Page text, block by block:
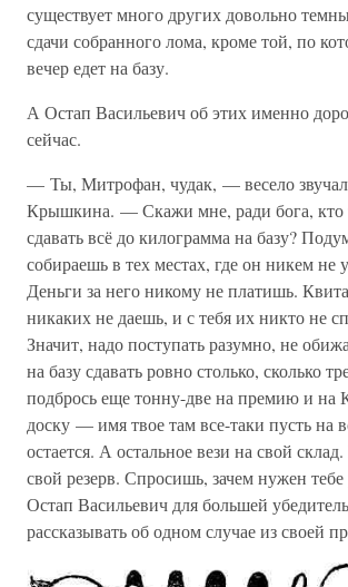
существует много других довольно
сдачи собранного лома, кроме той, по
вечер едет на базу.
А Остап Васильевич об этих именно
сейчас.
— Ты, Митрофан, чудак, — весело звучал
Крышкина. — Скажи мне, ради бога, кто
сдавать всё до килограмма на базу?
собираешь в тех местах, где он никем не
Деньги за него никому не платишь.
никаких не даешь, и с тебя их никто не
Значит, надо поступать разумно, не
на базу сдавать ровно столько, сколько
подбрось еще тонну-две на премию и на
доску — имя твое там все-таки пусть на
остается. А остальное вези на свой
свой резерв. Спросишь, зачем нужен
Остап Васильевич для большей
рассказывать об одном случае из своей